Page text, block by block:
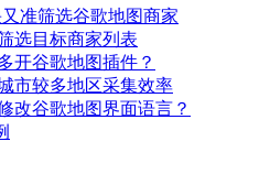
准筛选谷歌地图商家
选目标商家列表
开谷歌地图插件？
市较多地区采集效率
改谷歌地图界面语言？